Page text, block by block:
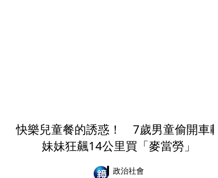
快樂兒童餐的誘惑！ 7歲男童偷開車
妹妹狂飆14公里買「麥當勞」
政治社會